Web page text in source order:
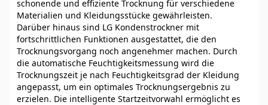
schonende und effiziente Trocknung für verschiedene
Materialien und Kleidungsstücke gewährleisten.
Darüber hinaus sind LG Kondenstrockner mit
fortschrittlichen Funktionen ausgestattet, die den
Trocknungsvorgang noch angenehmer machen. Durch
die automatische Feuchtigkeitsmessung wird die
Trocknungszeit je nach Feuchtigkeitsgrad der Kleidung
angepasst, um ein optimales Trocknungsergebnis zu
erzielen. Die intelligente Startzeitvorwahl ermöglicht es